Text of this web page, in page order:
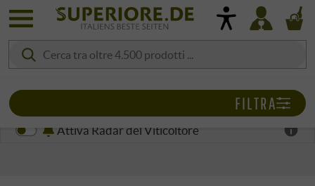
Attiva Radar del Viticoltore
FILTRA